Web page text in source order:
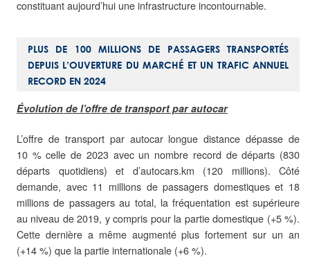
constituant aujourd’hui une infrastructure incontournable.
PLUS DE 100 MILLIONS DE PASSAGERS TRANSPORTÉS
DEPUIS L’OUVERTURE DU MARCHÉ ET UN TRAFIC ANNUEL
RECORD EN 2024
Évolution de l’offre de transport par autocar
L’offre de transport par autocar longue distance dépasse de
10 % celle de 2023 avec un nombre record de départs (830
départs quotidiens) et d’autocars.km (120 millions). Côté
demande, avec 11 millions de passagers domestiques et 18
millions de passagers au total, la fréquentation est supérieure
au niveau de 2019, y compris pour la partie domestique (+5 %).
Cette dernière a même augmenté plus fortement sur un an
(+14 %) que la partie internationale (+6 %).